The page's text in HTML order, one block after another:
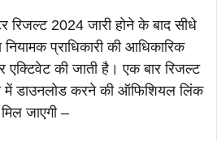
रिजल्ट 2024 जारी होने के बाद सीधे
प्राधिकारी की आधिकारिक
की जाती है। एक बार रिजल्ट
में डाउनलोड करने की ऑफिशियल लिंक
मिल जाएगी –